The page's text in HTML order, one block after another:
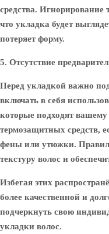
средства. Игнорирование
что укладка будет
потеряет форму.
5. Отсутствие
Перед укладкой важно
включать в себя
которые подходят
термозащитных средств,
фены или утюжки.
текстуру волос и
Избегая этих
более качественной и
подчеркнуть свою
укладки волос.